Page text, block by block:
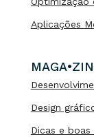
Aplicações
Design
Dicas e boas